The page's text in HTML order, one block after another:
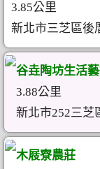
3.85公里
新北市三芝區後
谷垚陶坊生活
3.88公里
新北市252三芝
木屐寮農莊